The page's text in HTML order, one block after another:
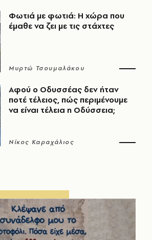
Φωτιά με φωτιά: Η χώρα που
έμαθε να ζει με τις στάχτες
Μυρτώ Τσουμαλάκου
Αφού ο Οδυσσέας δεν ήταν
ποτέ τέλειος, πώς περιμένουμε
να είναι τέλεια η Οδύσσεια;
Νίκος Καραχάλιος